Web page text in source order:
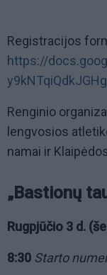
Registracijos
https://
Renginio
lengvosios
namai ir
„Bastionų
Rugpjūčio 3 d.
8:30 Starto